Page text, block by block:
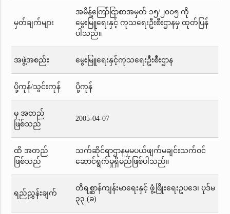
မှတ်ချက်များ
အမိန့်ကြော်ငြာစာအမှတ် ၁၅/၂၀၀၅ ကို
မွေးမြူရေးနှင့် ကုသရေးဦးစီးဌာနမှ ထုတ်ပြန်
ပါသည်။
အဖွဲ့အစည်း မွေးမြူရေးနှင့်ကုသရေးဦးစီးဌာန
ပို့ကုန်/သွင်းကုန် ပို့ကုန်
မှ အတည်
ဖြစ်သည်
2005-04-07
ထိ အတည်
ဖြစ်သည်
သက်ဆိုင်ရာဌာနမှမပယ်ဖျက်မချင်းသက်ဝင်
ဆောင်ရွက်မှုရှိမည်ဖြစ်ပါသည်။
ရည်ညွှန်းချက်
တိရစ္ဆာန်ကျန်းမာရေးနှင့် ဖွံ့ဖြိုးရေးဥပဒေ၊ ပုဒ်မ
၃၃ (ခ)